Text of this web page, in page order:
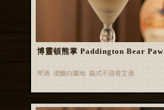
博靈頓熊掌 Paddington Bear Paw
琴酒 渣釀白蘭地 義式不甜香艾酒